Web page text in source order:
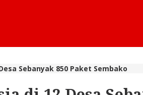
Sebanyak 850 Paket Sembako